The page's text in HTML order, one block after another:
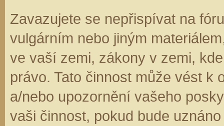
Zavazujete se nepřispívat na
vulgárním nebo jiným
ve vaší zemi, zákony v zemi,
právo. Tato činnost může vést k
a/nebo upozornění vašeho
vaši činnost, pokud bude